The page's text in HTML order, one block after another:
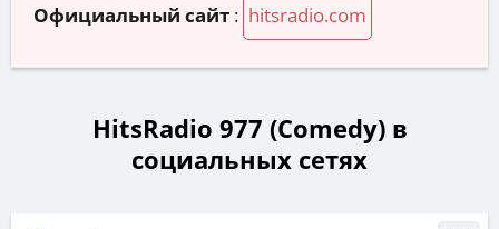
Официальный сайт : hitsradio.com
HitsRadio 977 (Comedy) в
социальных сетях